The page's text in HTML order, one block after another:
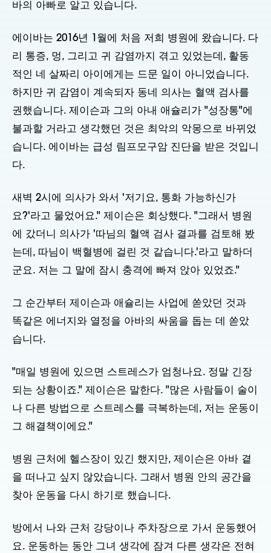
바의 아빠로 알고 있습니다.
에이바는 2016년 1월에 처음 저희 병원에 왔습니다. 다
리 통증, 멍, 그리고 귀 감염까지 겪고 있었는데, 활동
적인 네 살짜리 아이에게는 드문 일이 아니었습니다.
하지만 귀 감염이 계속되자 동네 의사는 혈액 검사를
권했습니다. 제이슨과 그의 아내 애슐리가 "성장통"에
불과할 거라고 생각했던 것은 최악의 악몽으로 바뀌었
습니다. 에이바는 급성 림프모구암 진단을 받은 것입니
다.
새벽 2시에 의사가 와서 '저기요, 통화 가능하신가
요?'라고 물었어요." 제이슨은 회상했다. "그래서 병원
에 갔더니 의사가 '따님의 혈액 검사 결과를 검토해 봤
는데, 따님이 백혈병에 걸린 것 같습니다.'라고 말하더
군요. 저는 그 말에 잠시 충격에 빠져 앉아 있었죠."
그 순간부터 제이슨과 애슐리는 사업에 쏟았던 것과
똑같은 에너지와 열정을 아바의 싸움을 돕는 데 쏟았
습니다.
"매일 병원에 있으면 스트레스가 엄청나요. 정말 긴장
되는 상황이죠." 제이슨은 말한다. "많은 사람들이 술이
나 다른 방법으로 스트레스를 극복하는데, 저는 운동이
그 해결책이에요."
병원 근처에 헬스장이 있긴 했지만, 제이슨은 아바 곁
을 떠나고 싶지 않았습니다. 그래서 병원 안의 공간을
찾아 운동을 다시 하기로 했습니다.
방에서 나와 근처 강당이나 주차장으로 가서 운동했어
요. 운동하는 동안 그녀 생각에 잠겨 다른 생각은 전혀